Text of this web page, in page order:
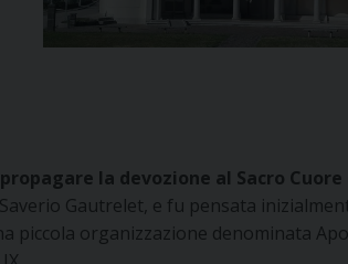
la devozione al Sacro Cuore
Gautrelet, e fu pensata
piccola organizzazione denominata